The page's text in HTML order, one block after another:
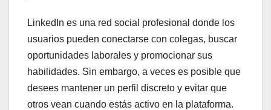
LinkedIn es una red social profesional donde los
usuarios pueden conectarse con colegas, buscar
oportunidades laborales y promocionar sus
habilidades. Sin embargo, a veces es posible que
desees mantener un perfil discreto y evitar que
otros vean cuando estás activo en la plataforma.